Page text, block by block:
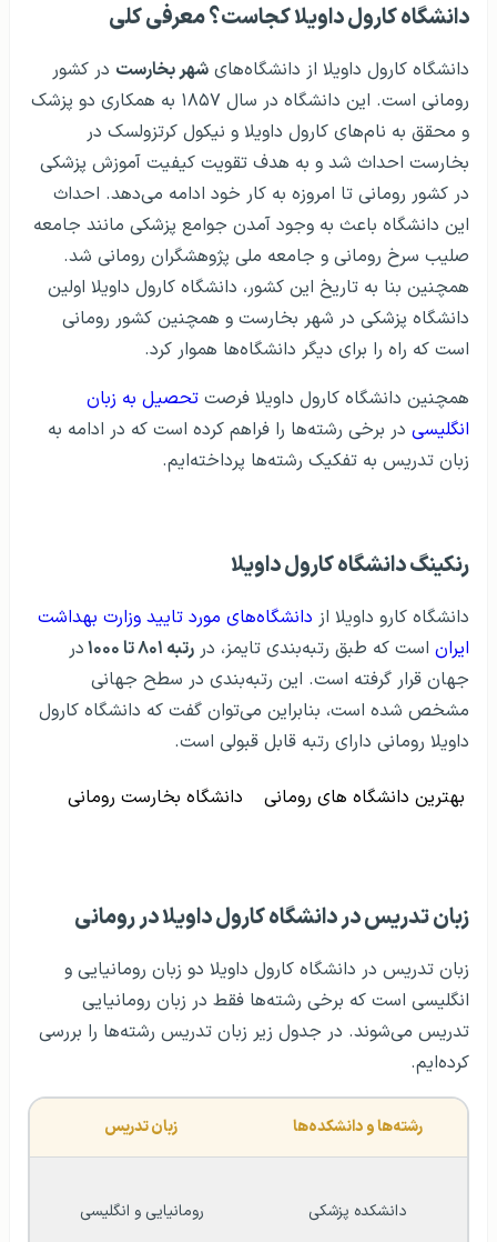
دانشگاه کارول داویلا کجاست؟ معرفی کلی
دانشگاه کارول داویلا از دانشگاه‌های شهر بخارست در کشور
رومانی است. این دانشگاه در سال ۱۸۵۷ به همکاری دو پزشک
و محقق به نام‌های کارول داویلا و نیکول کرتزولسک در
بخارست احداث شد و به هدف تقویت کیفیت آموزش پزشکی
در کشور رومانی تا امروزه به کار خود ادامه می‌دهد. احداث
این دانشگاه باعث به وجود آمدن جوامع پزشکی مانند جامعه
صلیب سرخ رومانی و جامعه ملی پژوهشگران رومانی شد.
همچنین بنا به تاریخ این کشور، دانشگاه کارول داویلا اولین
دانشگاه پزشکی در شهر بخارست و همچنین کشور رومانی
است که راه را برای دیگر دانشگاه‌ها هموار کرد.
همچنین دانشگاه کارول داویلا فرصت تحصیل به زبان
انگلیسی در برخی رشته‌ها را فراهم کرده است که در ادامه به
زبان تدریس به تفکیک رشته‌ها پرداخته‌ایم.
رنکینگ دانشگاه کارول داویلا
دانشگاه کارو داویلا از دانشگاه‌های مورد تایید وزارت بهداشت
ایران است که طبق رتبه‌بندی تایمز، در رتبه ۸۰۱ تا ۱۰۰۰
در
جهان قرار گرفته است. این رتبه‌بندی در سطح جهانی
مشخص شده است، بنابراین می‌توان گفت که دانشگاه کارول
داویلا رومانی دارای رتبه قابل قبولی است.
بهترین دانشگاه های رومانی دانشگاه بخارست رومانی
زبان تدریس در دانشگاه کارول داویلا در رومانی
زبان تدریس در دانشگاه کارول داویلا دو زبان رومانیایی و
انگلیسی است که برخی رشته‌ها فقط در زبان رومانیایی
تدریس می‌شوند. در جدول زیر زبان تدریس رشته‌ها را بررسی
کرده‌ایم.
رشته‌ها و دانشکده‌ها زبان تدریس
دانشکده پزشکی رومانیایی و انگلیسی